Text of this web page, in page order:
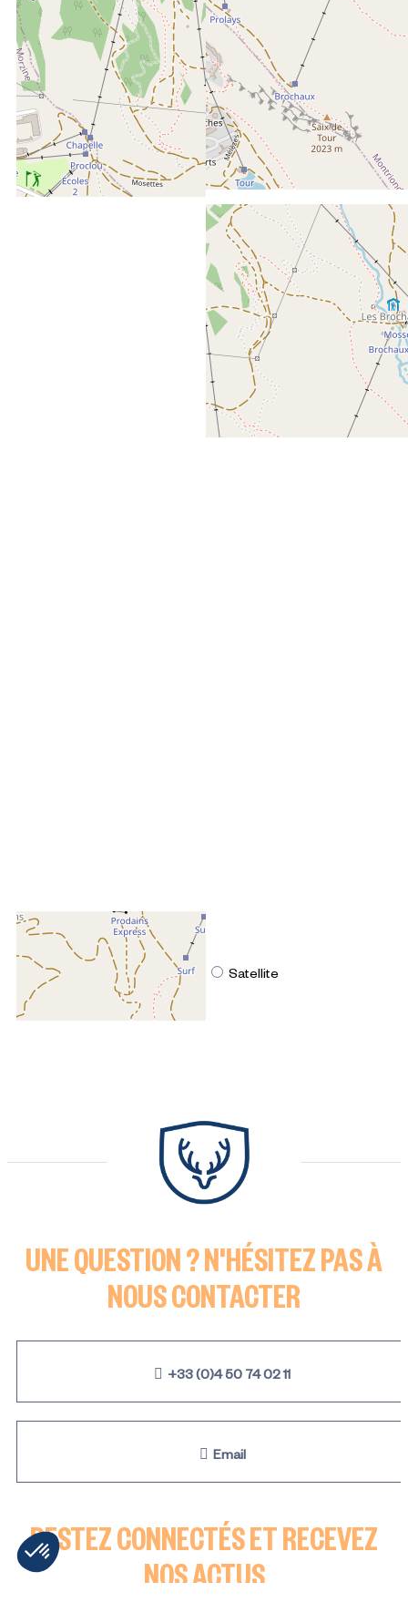
+−
OpenStreetMap
Streets
Satellite
Leaflet
OpenStreetMap
UNE QUESTION ? N'HÉSITEZ PAS À
NOUS CONTACTER
+33 (0)4 50 74 02 11
Email
RESTEZ CONNECTÉS ET RECEVEZ
NOS ACTUS